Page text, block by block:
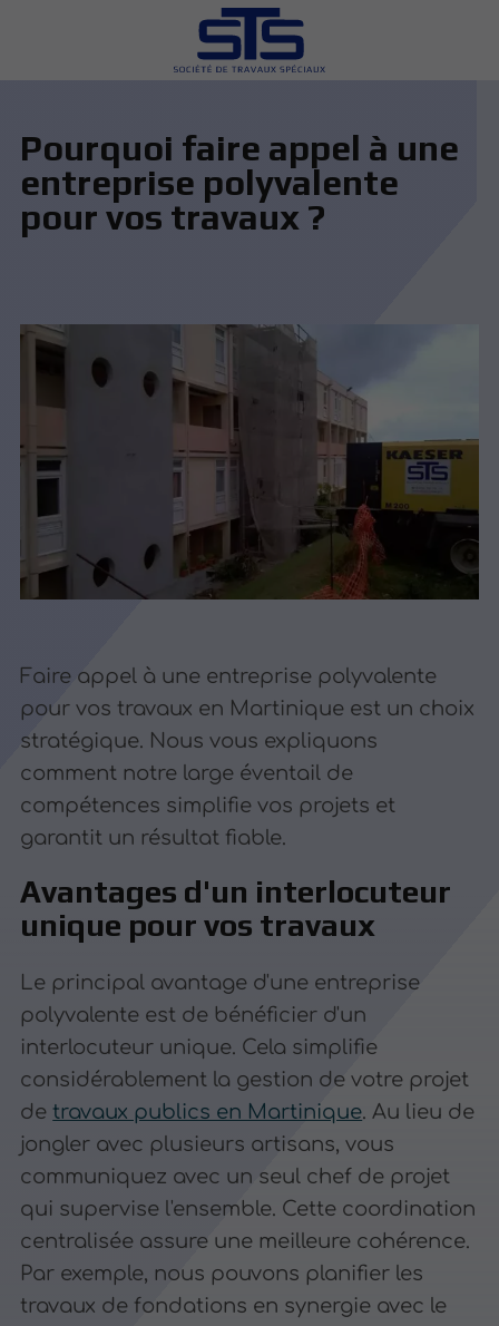
Pourquoi faire appel à une
entreprise polyvalente
pour vos travaux ?
Faire appel à une entreprise polyvalente
pour vos travaux en Martinique est un choix
stratégique. Nous vous expliquons
comment notre large éventail de
compétences simplifie vos projets et
garantit un résultat fiable.
Avantages d'un interlocuteur
unique pour vos travaux
Le principal avantage d'une entreprise
polyvalente est de bénéficier d'un
interlocuteur unique. Cela simplifie
considérablement la gestion de votre projet
de travaux publics en Martinique. Au lieu de
jongler avec plusieurs artisans, vous
communiquez avec un seul chef de projet
qui supervise l'ensemble. Cette coordination
centralisée assure une meilleure cohérence.
Par exemple, nous pouvons planifier les
travaux de fondations en synergie avec le